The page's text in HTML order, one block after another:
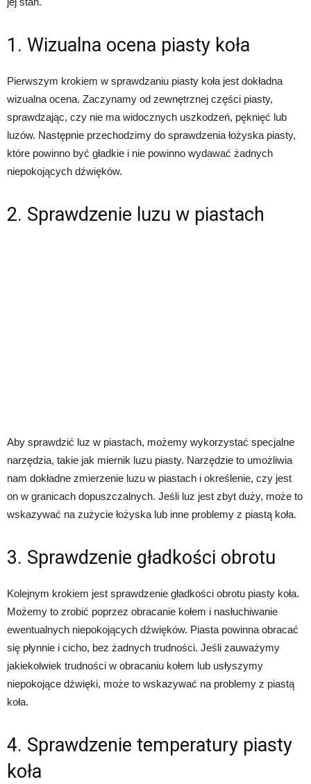
1. Wizualna ocena piasty koła
Pierwszym krokiem w sprawdzaniu piasty koła jest dokładna
wizualna ocena. Zaczynamy od zewnętrznej części piasty,
sprawdzając, czy nie ma widocznych uszkodzeń, pęknięć lub
luzów. Następnie przechodzimy do sprawdzenia łożyska piasty,
które powinno być gładkie i nie powinno wydawać żadnych
niepokojących dźwięków.
2. Sprawdzenie luzu w piastach
Aby sprawdzić luz w piastach, możemy wykorzystać specjalne
narzędzia, takie jak miernik luzu piasty. Narzędzie to umożliwia
nam dokładne zmierzenie luzu w piastach i określenie, czy jest
on w granicach dopuszczalnych. Jeśli luz jest zbyt duży, może to
wskazywać na zużycie łożyska lub inne problemy z piastą koła.
3. Sprawdzenie gładkości obrotu
Kolejnym krokiem jest sprawdzenie gładkości obrotu piasty koła.
Możemy to zrobić poprzez obracanie kołem i nasłuchiwanie
ewentualnych niepokojących dźwięków. Piasta powinna obracać
się płynnie i cicho, bez żadnych trudności. Jeśli zauważymy
jakiekolwiek trudności w obracaniu kołem lub usłyszymy
niepokojące dźwięki, może to wskazywać na problemy z piastą
koła.
4. Sprawdzenie temperatury piasty
koła